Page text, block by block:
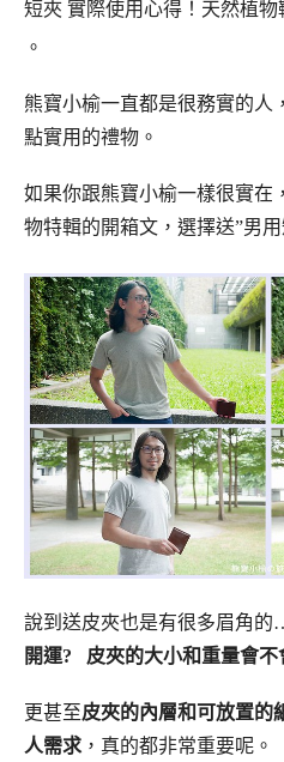
。
熊寶小榆一直都是很務實的人
點實用的禮物。
如果你跟熊寶小榆一樣很實在
物特輯的開箱文，選擇送”男
說到送皮夾也是有很多眉角的
開運? 皮夾的大小和重量會不
更甚至皮夾的內層和可放置的
人需求 ，真的都非常重要呢。